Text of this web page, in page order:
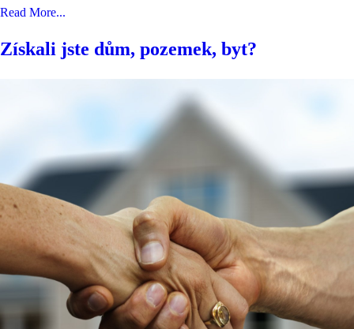
Read More...
Získali jste dům, pozemek, byt?